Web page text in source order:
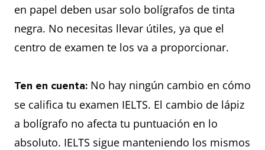
en papel deben usar solo bolígrafos de tinta
negra. No necesitas llevar útiles, ya que el
centro de examen te los va a proporcionar.
Ten en cuenta: No hay ningún cambio en cómo
se califica tu examen IELTS. El cambio de lápiz
a bolígrafo no afecta tu puntuación en lo
absoluto. IELTS sigue manteniendo los mismos